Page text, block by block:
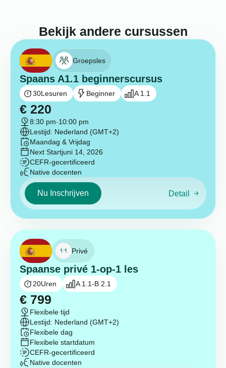
Bekijk andere cursussen
Groepsles
Spaans A1.1 beginnerscursus
30Lesuren Beginner A 1.1
€ 220
8:30 pm-10:00 pm
Lestijd: Nederland (GMT+2)
Maandag & Vrijdag
Next Startjuni 14, 2026
CEFR-gecertificeerd
Native docenten
Nu Inschrijven Detail
Privé
Spaanse privé 1-op-1 les
20Uren A 1.1-B 2.1
€ 799
Flexibele tijd
Lestijd: Nederland (GMT+2)
Flexibele dag
Flexibele startdatum
CEFR-gecertificeerd
Native docenten